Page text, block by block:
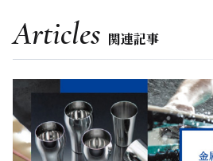
Articles 関連記事